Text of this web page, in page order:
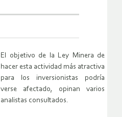
El objetivo de la Ley Minera de
hacer esta actividad más atractiva
para los inversionistas podría
verse afectado, opinan varios
analistas consultados.